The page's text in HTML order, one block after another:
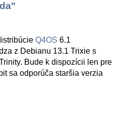
Q4OS 6.1
z Debianu 13.1 Trixie s
Bude k dispozícii len pre
sa odporúča staršia verzia